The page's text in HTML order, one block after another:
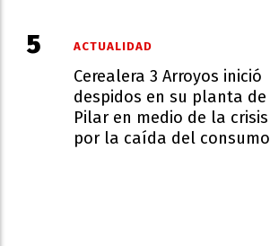
Cerealera 3 Arroyos inició
despidos en su planta de
Pilar en medio de la crisis
por la caída del consumo
ACTUALIDAD